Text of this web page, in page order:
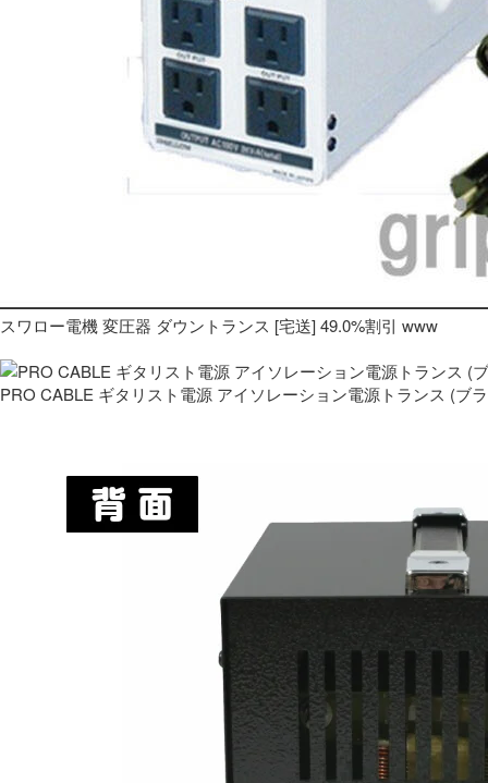
スワロー電機 変圧器 ダウントランス [宅送] 49.0%割引 www
PRO CABLE ギタリスト電源 アイソレーション電源トランス (ブ